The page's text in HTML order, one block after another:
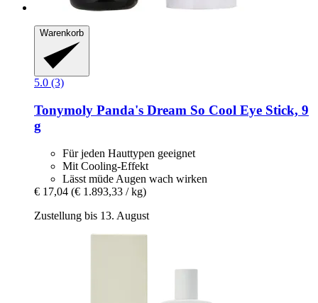
Warenkorb
5.0 (3)
Tonymoly Panda's Dream So Cool Eye Stick, 9
g
Für jeden Hauttypen geeignet
Mit Cooling-Effekt
Lässt müde Augen wach wirken
€ 17,04 (€ 1.893,33 / kg)
Zustellung bis 13. August